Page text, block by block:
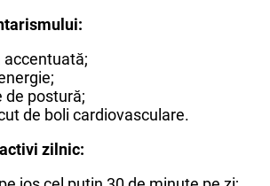
accentuată;
de postură;
de boli cardiovasculare.
zilnic: